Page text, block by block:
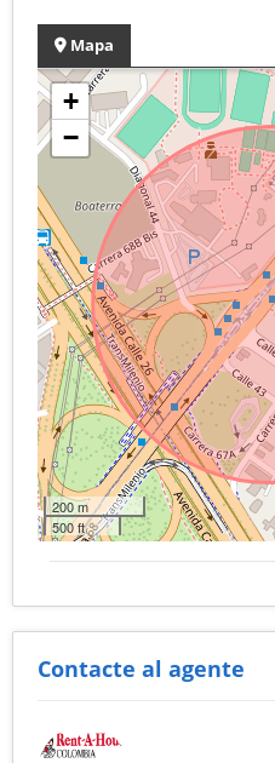
Mapa
+
−
200 m
500 ft
Contacte al agente